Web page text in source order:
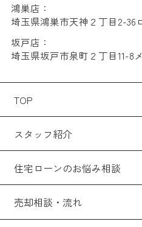
鴻巣店：
埼玉県鴻巣市天神２丁目2-36
坂戸店：
埼玉県坂戸市泉町２丁目11-8
TOP
スタッフ紹介
住宅ローンのお悩み相談
売却相談・流れ